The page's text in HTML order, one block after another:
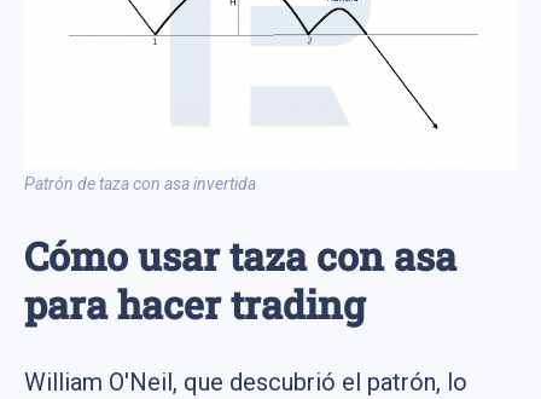
Patrón de taza con asa invertida
Cómo usar taza con asa
para hacer trading
William O'Neil, que descubrió el patrón, lo